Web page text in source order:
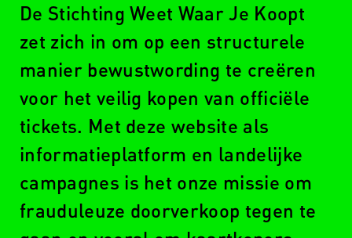
De Stichting Weet Waar Je Koopt
zet zich in om op een structurele
manier bewustwording te creëren
voor het veilig kopen van officiële
tickets. Met deze website als
informatieplatform en landelijke
campagnes is het onze missie om
frauduleuze doorverkoop tegen te